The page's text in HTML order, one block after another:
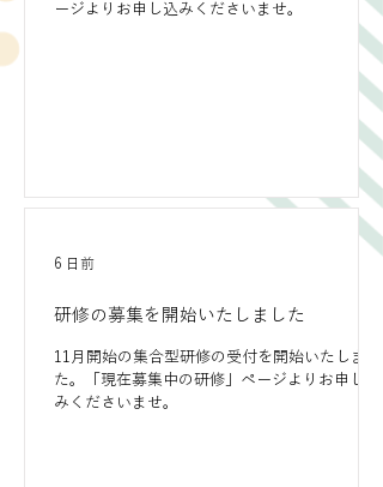
ージよりお申し込みくださいませ。
研修の募集を開始いたしました
11月開始の集合型研修の受付を開始いたしまし
た。「現在募集中の研修」ページよりお申し込
みくださいませ。
6 日前